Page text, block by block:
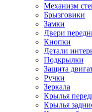
Механизм
Брызговики
Замки
Двери
Кнопки
Детали
Подкрылки
Защита
Ручки
Зеркала
Крылья
Крылья